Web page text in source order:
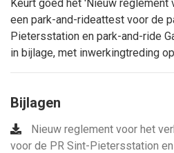
Keurt goed het 'Nieuw reglement
een park-and-rideattest voor de
Pietersstation en park-and-ride
in bijlage, met inwerkingtreding
Bijlagen
Nieuw reglement voor het
voor de PR Sint-Pietersstation